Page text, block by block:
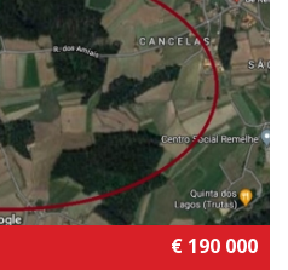
€ 190 000